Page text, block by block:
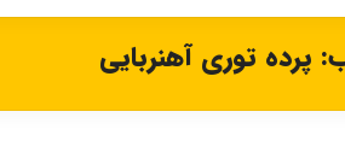
پرده توری آهنربایی